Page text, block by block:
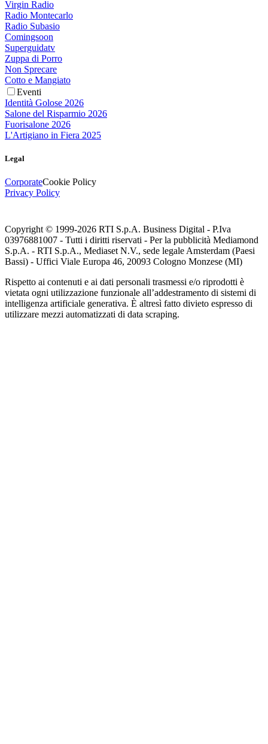
Virgin Radio
Radio Montecarlo
Radio Subasio
Comingsoon
Superguidatv
Zuppa di Porro
Non Sprecare
Cotto e Mangiato
Eventi
Identità Golose 2026
Salone del Risparmio 2026
Fuorisalone 2026
L'Artigiano in Fiera 2025
Legal
CorporateCookie Policy
Privacy Policy
Copyright © 1999-2026 RTI S.p.A. Business Digital - P.Iva
03976881007 - Tutti i diritti riservati - Per la pubblicità Mediamond
S.p.A. - RTI S.p.A., Mediaset N.V., sede legale Amsterdam (Paesi
Bassi) - Uffici Viale Europa 46, 20093 Cologno Monzese (MI)
Rispetto ai contenuti e ai dati personali trasmessi e/o riprodotti è
vietata ogni utilizzazione funzionale all’addestramento di sistemi di
intelligenza artificiale generativa. È altresì fatto divieto espresso di
utilizzare mezzi automatizzati di data scraping.